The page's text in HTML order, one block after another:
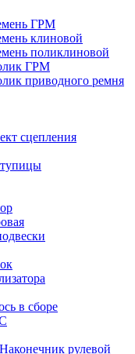
ГРМ
клиновой
поликлиновой
ГРМ
приводного ремня
сцепления
в сборе
рулевой